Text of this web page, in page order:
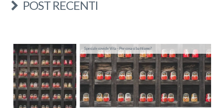
POST RECENTI
Speciale covid e Vita - Per cosa ci battiamo?